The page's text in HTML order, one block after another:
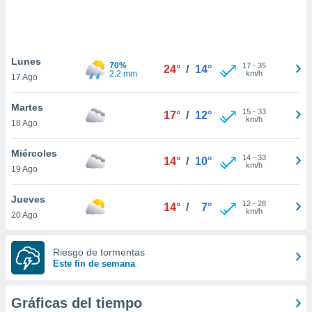
únicos
similares
como
IP
de
traten tus
en
a lo que
Para
Lunes
17 Ago
70%
2.2 mm
24° / 14° 17- 35
km/h
Martes
18 Ago
17° / 12° 15- 33
km/h
Miércoles
19 Ago
14° / 10° 14- 33
km/h
Jueves
20 Ago
14° / 7° 12- 28
km/h
Riesgo de tormentas
Este fin de semana
Gráficas del tiempo